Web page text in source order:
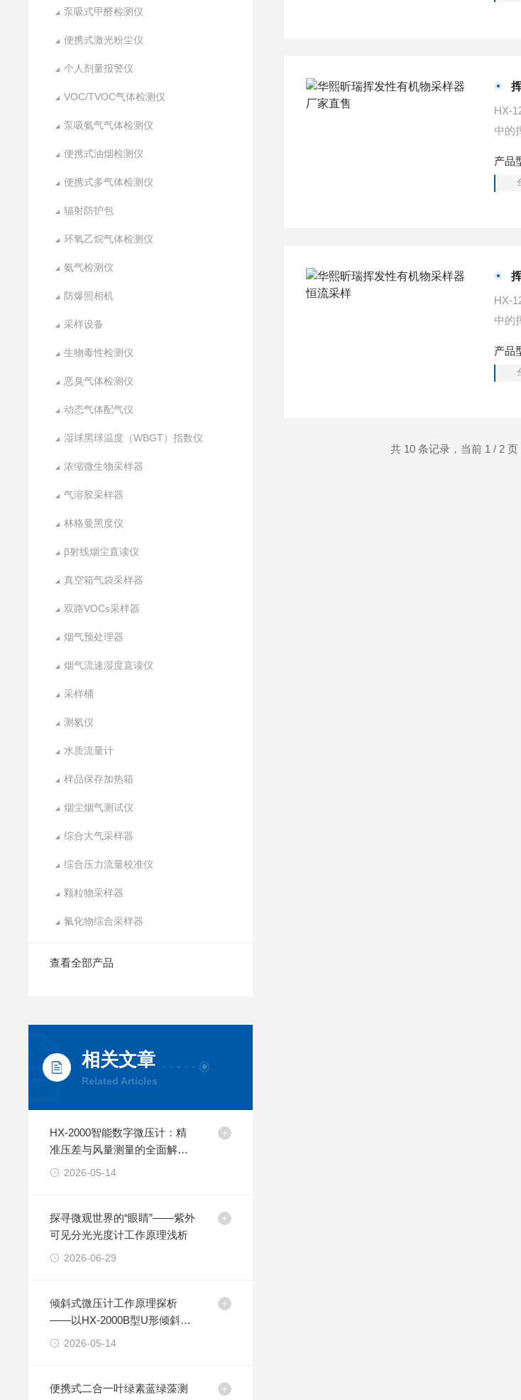
泵吸式甲醛检测仪
便携式激光粉尘仪
个人剂量报警仪
VOC/TVOC气体检测仪
泵吸氨气气体检测仪
便携式油烟检测仪
便携式多气体检测仪
辐射防护包
环氧乙烷气体检测仪
氨气检测仪
防爆照相机
采样设备
生物毒性检测仪
恶臭气体检测仪
动态气体配气仪
湿球黑球温度（WBGT）指数仪
浓缩微生物采样器
气溶胶采样器
林格曼黑度仪
β射线烟尘直读仪
真空箱气袋采样器
双路VOCs采样器
烟气预处理器
烟气流速湿度直读仪
采样桶
测氡仪
水质流量计
样品保存加热箱
烟尘烟气测试仪
综合大气采样器
综合压力流量校准仪
颗粒物采样器
氟化物综合采样器
查看全部产品
相关文章
Related Articles
HX-2000智能数字微压计：精
准压差与风量测量的全面解决
方案2026-05-14
探寻微观世界的“眼睛”——紫外
可见分光光度计工作原理浅析
2026-06-29
倾斜式微压计工作原理探析
——以HX-2000B型U形倾斜式
压差计为例
2026-05-14
便携式二合一叶绿素蓝绿藻测
HX-
产品
HX-
产品
共 10 条记录，当前 1 / 2